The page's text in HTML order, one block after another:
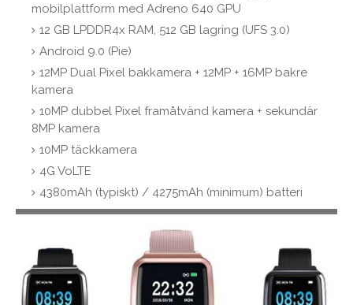
mobilplattform med Adreno 640 GPU
12 GB LPDDR4x RAM, 512 GB lagring (UFS 3.0)
Android 9.0 (Pie)
12MP Dual Pixel bakkamera + 12MP + 16MP bakre
kamera
10MP dubbel Pixel framåtvänd kamera + sekundär
8MP kamera
10MP täckkamera
4G VoLTE
4380mAh (typiskt) / 4275mAh (minimum) batteri